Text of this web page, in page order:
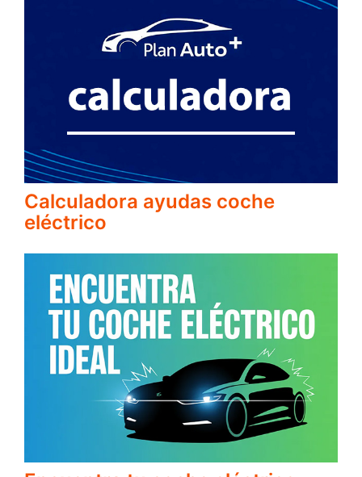
Calculadora ayudas coche
eléctrico